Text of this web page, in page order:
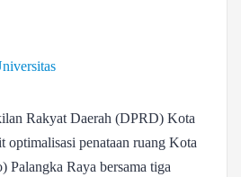
Rakyat Daerah (DPRD) Kota
optimalisasi penataan ruang Kota
Palangka Raya bersama tiga